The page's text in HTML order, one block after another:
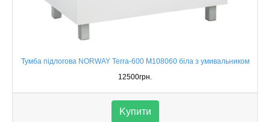
Тумба підлогова NORWAY Terra-600 M108060 біла з умивальником
12500грн.
Kупити